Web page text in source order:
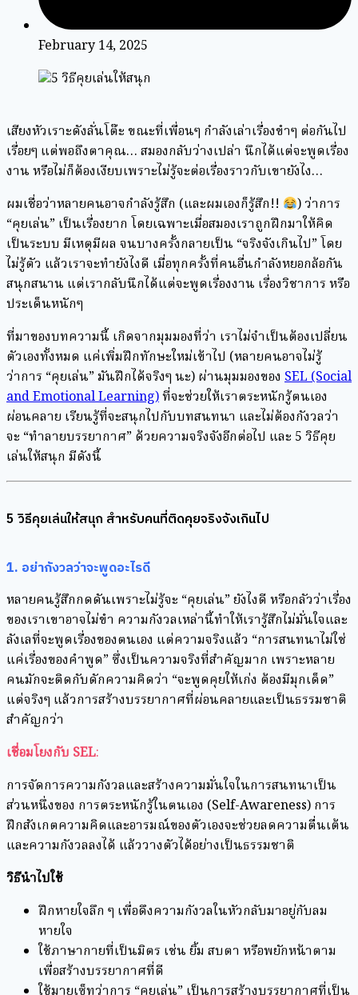
February 14, 2025
เสียงหัวเราะดังลั่นโต๊ะ ขณะที่เพื่อนๆ กำลังเล่าเรื่องขำๆ ต่อกันไป
เรื่อยๆ แต่พอถึงตาคุณ… สมองกลับว่างเปล่า นึกได้แต่จะพูดเรื่อง
งาน หรือไม่ก็ต้องเงียบเพราะไม่รู้จะต่อเรื่องราวกับเขายังไง…
ผมเชื่อว่าหลายคนอาจกำลังรู้สึก (และผมเองก็รู้สึก!!
) ว่าการ
“คุยเล่น” เป็นเรื่องยาก โดยเฉพาะเมื่อสมองเราถูกฝึกมาให้คิด
เป็นระบบ มีเหตุมีผล จนบางครั้งกลายเป็น “จริงจังเกินไป” โดย
ไม่รู้ตัว แล้วเราจะทำยังไงดี เมื่อทุกครั้งที่คนอื่นกำลังหยอกล้อกัน
สนุกสนาน แต่เรากลับนึกได้แต่จะพูดเรื่องงาน เรื่องวิชาการ หรือ
ประเด็นหนักๆ
ที่มาของบทความนี้ เกิดจากมุมมองที่ว่า เราไม่จำเป็นต้องเปลี่ยน
ตัวเองทั้งหมด แค่เพิ่มฝึกทักษะใหม่เข้าไป (หลายคนอาจไม่รู้
ว่าการ “คุยเล่น” มันฝึกได้จริงๆ นะ) ผ่านมุมมองของ SEL (Social
and Emotional Learning)ที่จะช่วยให้เราตระหนักรู้ตนเอง
ผ่อนคลาย เรียนรู้ที่จะสนุกไปกับบทสนทนา และไม่ต้องกังวลว่า
จะ “ทำลายบรรยากาศ” ด้วยความจริงจังอีกต่อไป และ 5 วิธีคุย
เล่นให้สนุก มีดังนี้
5 วิธีคุยเล่นให้สนุก สำหรับคนที่ติดคุยจริงจังเกินไป
1. อย่ากังวลว่าจะพูดอะไรดี
หลายคนรู้สึกกดดันเพราะไม่รู้จะ “คุยเล่น” ยังไงดี หรือกลัวว่าเรื่อง
ของเราเขาอาจไม่ขำ ความกังวลเหล่านี้ทำให้เรารู้สึกไม่มั่นใจและ
ลังเลที่จะพูดเรื่องของตนเอง แต่ความจริงแล้ว “การสนทนาไม่ใช่
แค่เรื่องของคำพูด” ซึ่งเป็นความจริงที่สำคัญมาก เพราะหลาย
คนมักจะติดกับดักความคิดว่า “จะพูดคุยให้เก่ง ต้องมีมุกเด็ด”
แต่จริงๆ แล้วการสร้างบรรยากาศที่ผ่อนคลายและเป็นธรรมชาติ
สำคัญกว่า
เชื่อมโยงกับ SEL:
การจัดการความกังวลและสร้างความมั่นใจในการสนทนาเป็น
ส่วนหนึ่งของ การตระหนักรู้ในตนเอง (Self-Awareness) การ
ฝึกสังเกตความคิดและอารมณ์ของตัวเองจะช่วยลดความตื่นเต้น
และความกังวลลงได้ แล้ววางตัวได้อย่างเป็นธรรมชาติ
วิธีนำไปใช้
ฝึกหายใจลึก ๆ เพื่อดึงความกังวลในหัวกลับมาอยู่กับลม
หายใจ
ใช้ภาษากายที่เป็นมิตร เช่น ยิ้ม สบตา หรือพยักหน้าตาม
เพื่อสร้างบรรยากาศที่ดี